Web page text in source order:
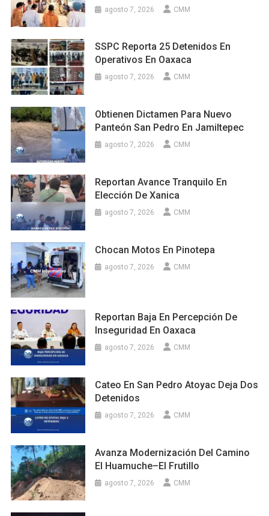
agosto 7, 2026 CMM
SSPC Reporta 25 Detenidos En
Operativos En Oaxaca
agosto 7, 2026 CMM
Obtienen Dictamen Para Nuevo
Panteón San Pedro En Jamiltepec
agosto 7, 2026 CMM
Reportan Avance Tranquilo En
Elección De Xanica
agosto 7, 2026 CMM
Chocan Motos En Pinotepa
agosto 7, 2026 CMM
Reportan Baja En Percepción De
Inseguridad En Oaxaca
agosto 7, 2026 CMM
Cateo En San Pedro Atoyac Deja Dos
Detenidos
agosto 7, 2026 CMM
Avanza Modernización Del Camino
El Huamuche–El Frutillo
agosto 7, 2026 CMM